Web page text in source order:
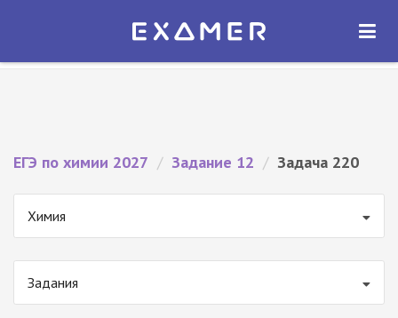
Экзамер — ЕГЭ 2027
ОТКРЫТЬ
ЕГЭ по химии 2027 / Задание 12 / Задача 220
Химия
Задания